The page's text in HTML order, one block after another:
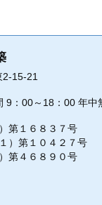
2-15-21
9：00～18：00 年中
第１６８３７号
）第１０４２７号
第４６８９０号